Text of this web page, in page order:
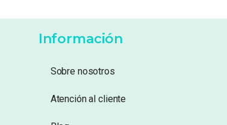
Información
Sobre nosotros
Atención al cliente